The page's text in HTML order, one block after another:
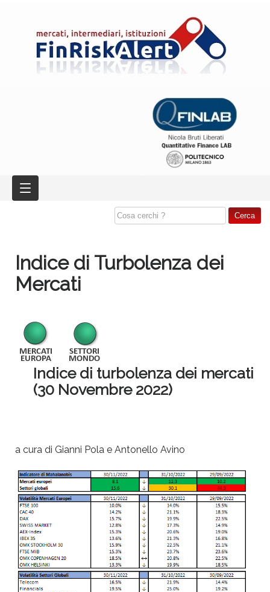
Indice di Turbolenza dei
Mercati
Indice di turbolenza dei mercati
(30 Novembre 2022)
a cura di Gianni Pola e Antonello Avino